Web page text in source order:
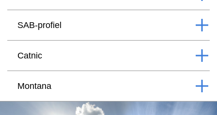
SAB-profiel
Catnic
Montana